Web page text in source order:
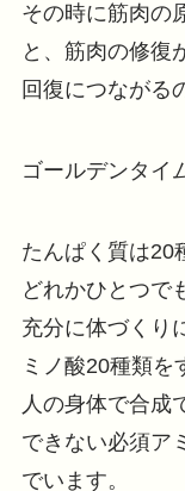
その時に筋肉の
と、筋肉の修復
回復につながる
ゴールデンタイ
たんぱく質は20
どれかひとつで
充分に体づくり
ミノ酸20種類を
人の身体で合成
できない必須ア
でいます。